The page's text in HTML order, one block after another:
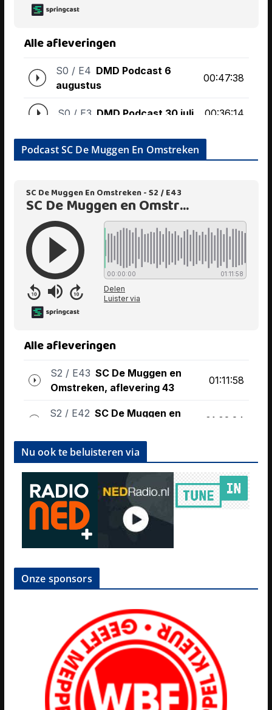
Podcast SC De Muggen En Omstreken
Nu ook te beluisteren via
Onze sponsors